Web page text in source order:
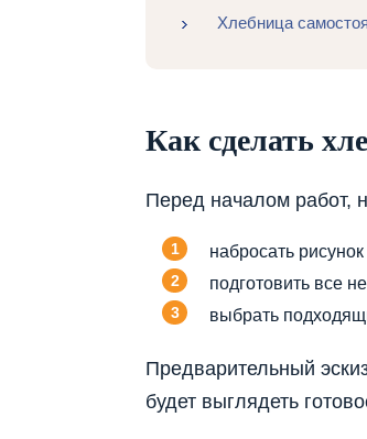
Хлебница
Как сделать
Перед началом работ,
набросать
подготовить все
выбрать
Предварительный
будет выглядеть